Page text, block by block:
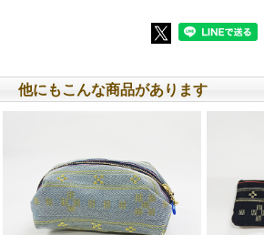
他にもこんな商品があります